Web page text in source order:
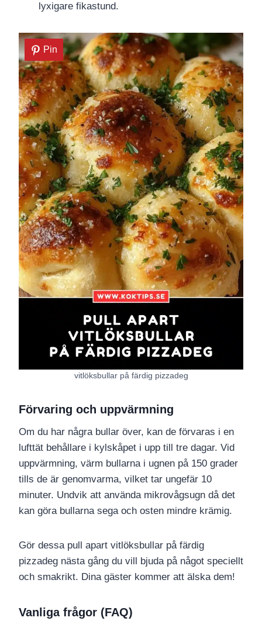
lyxigare fikastund.
Pin
vitlöksbullar på färdig pizzadeg
Förvaring och uppvärmning
Om du har några bullar över, kan de förvaras i en
lufttät behållare i kylskåpet i upp till tre dagar. Vid
uppvärmning, värm bullarna i ugnen på 150 grader
tills de är genomvarma, vilket tar ungefär 10
minuter. Undvik att använda mikrovågsugn då det
kan göra bullarna sega och osten mindre krämig.
Gör dessa pull apart vitlöksbullar på färdig
pizzadeg nästa gång du vill bjuda på något speciellt
och smakrikt. Dina gäster kommer att älska dem!
Vanliga frågor (FAQ)